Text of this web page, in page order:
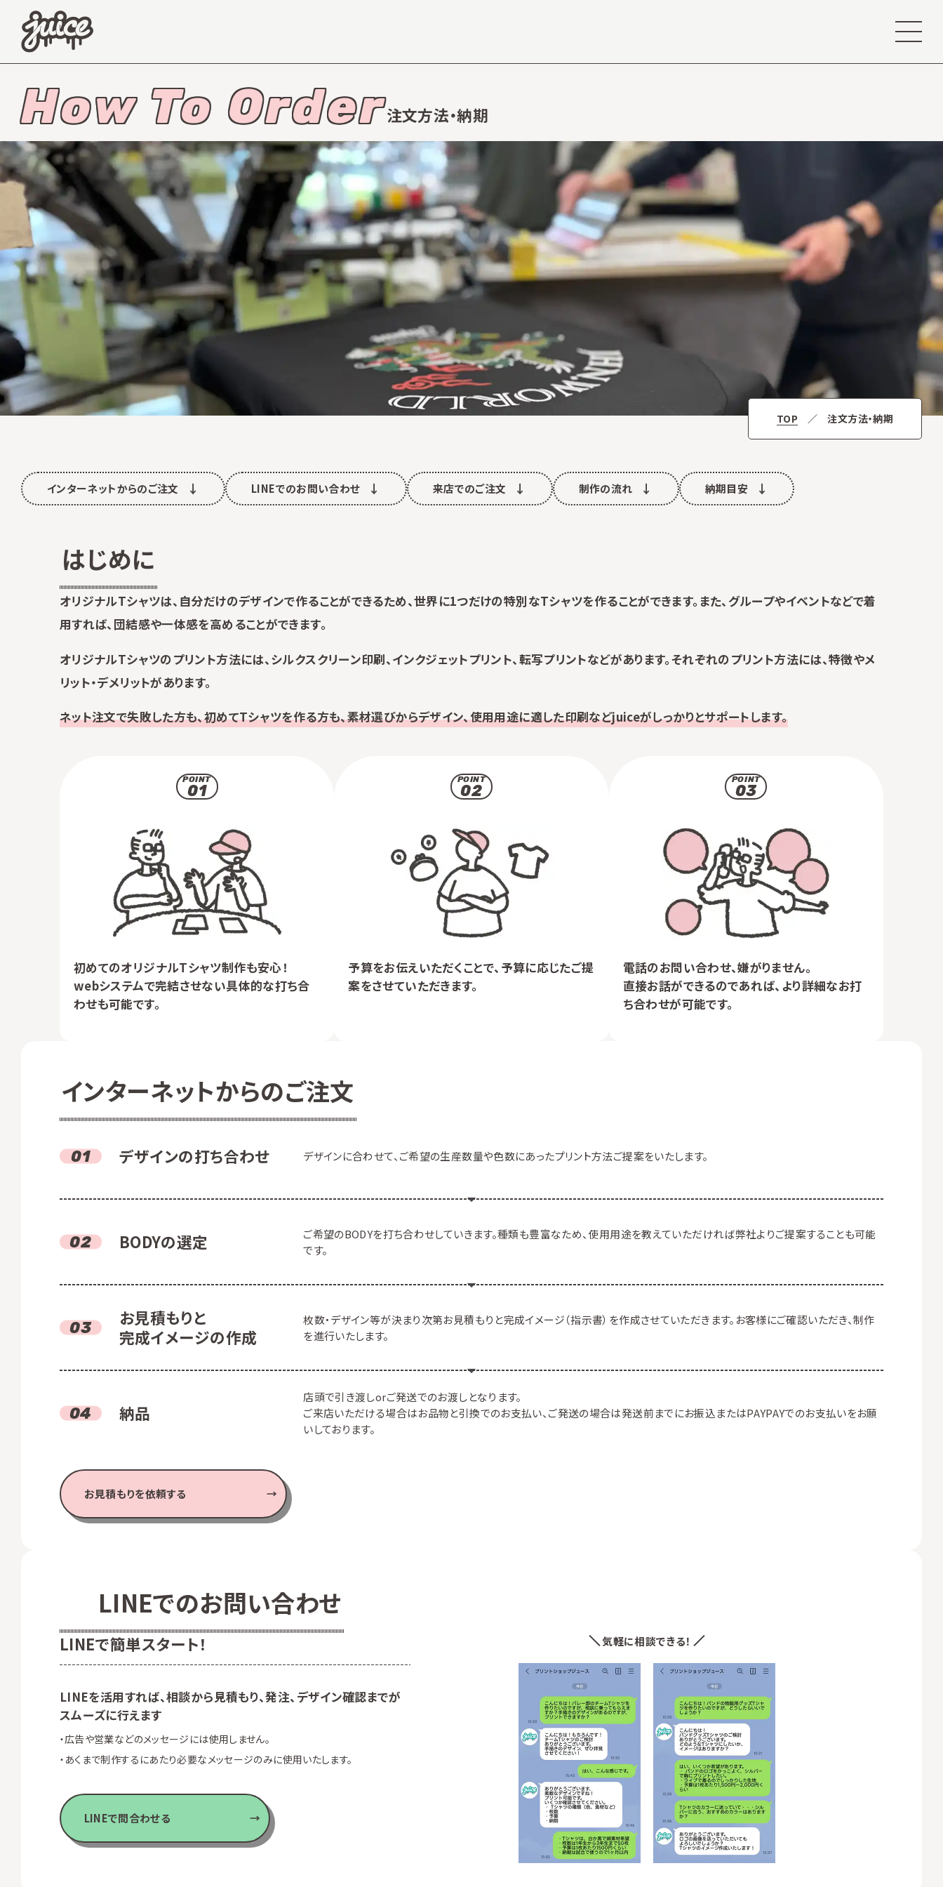
注文方法・納期
How To Order
TOP 注文方法・納期
インターネットからのご注文 LINEでのお問い合わせ 来店でのご注文 制作の流れ 納期目安
はじめに
オリジナルTシャツは、自分だけのデザインで作ることができるため、世界に1つだけの特別なTシャツを作ることができます。また、グループやイベントなどで着
用すれば、団結感や一体感を高めることができます。
オリジナルTシャツのプリント方法には、シルクスクリーン印刷、インクジェットプリント、転写プリントなどがあります。それぞれのプリント方法には、特徴やメ
リット・デメリットがあります。
ネット注文で失敗した方も、初めてTシャツを作る方も、素材選びからデザイン、使用用途に適した印刷などjuiceがしっかりとサポートします。
POINT
01
初めてのオリジナルTシャツ制作も安心！
webシステムで完結させない具体的な打ち合
わせも可能です。
POINT
02
予算をお伝えいただくことで、予算に応じたご提
案をさせていただきます。
POINT
03
電話のお問い合わせ、嫌がりません。
直接お話ができるのであれば、より詳細なお打
ち合わせが可能です。
インターネットからのご注文
デザインの打ち合わせ デザインに合わせて、ご希望の生産数量や色数にあったプリント方法ご提案をいたします。
BODYの選定
ご希望のBODYを打ち合わせしていきます。種類も豊富なため、使用用途を教えていただければ弊社よりご提案することも可能
です。
お見積もりと
完成イメージの作成
枚数・デザイン等が決まり次第お見積もりと完成イメージ（指示書）を作成させていただきます。お客様にご確認いただき、制作
を進行いたします。
納品
店頭で引き渡しorご発送でのお渡しとなります。
ご来店いただける場合はお品物と引換でのお支払い、ご発送の場合は発送前までにお振込またはPAYPAYでのお支払いをお願
いしております。
お見積もりを依頼する
LINEでのお問い合わせ
LINEで簡単スタート！
LINEを活用すれば、相談から見積もり、発注、 デザイン確認までが
スムーズに行えます
広告や営業などのメッセージには使用しません。
あくまで制作するにあたり必要なメッセージのみに使用いたします。
LINEで問合わせる
気軽に相談できる！